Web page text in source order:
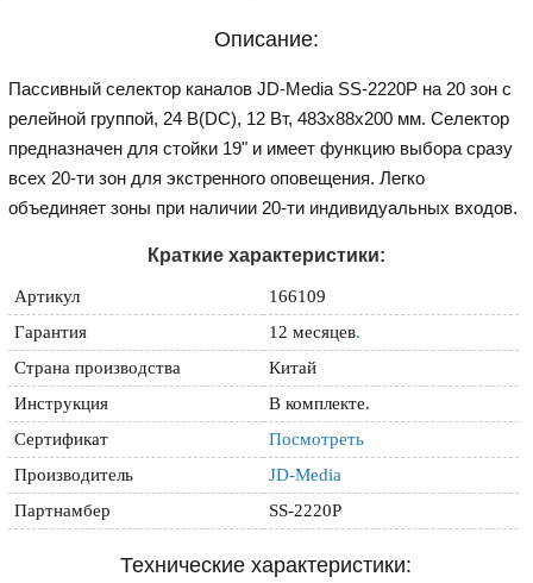
Описание:
Пассивный селектор каналов JD-Media SS-2220P на 20 зон с
релейной группой, 24 В(DC), 12 Вт, 483x88x200 мм. Селектор
предназначен для стойки 19" и имеет функцию выбора сразу
всех 20-ти зон для экстренного оповещения. Легко
объединяет зоны при наличии 20-ти индивидуальных входов.
Краткие характеристики:
Артикул
166109
Гарантия
12 месяцев.
Страна производства
Китай
Инструкция
В комплекте.
Сертификат
Посмотреть
Производитель
JD-Media
Партнамбер
SS-2220P
Технические характеристики: